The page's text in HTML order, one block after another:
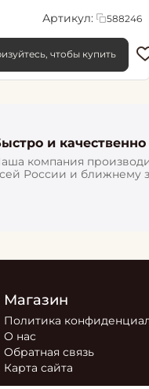
Артикул: 588246
чтобы купить
и
компания
России и ближнему
Магазин
Политика
О нас
Обратная связь
Карта сайта